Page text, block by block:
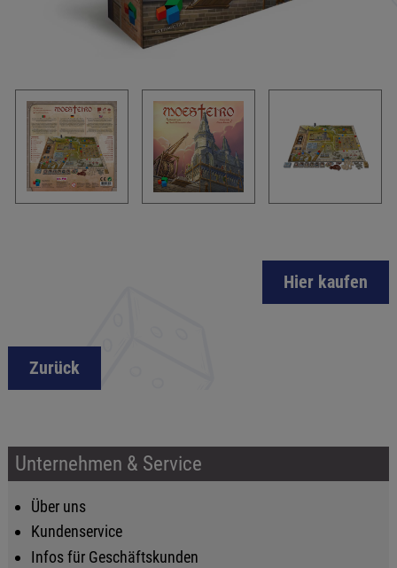
Hier kaufen
Zurück
Unternehmen & Service
Über uns
Kundenservice
Infos für Geschäftskunden